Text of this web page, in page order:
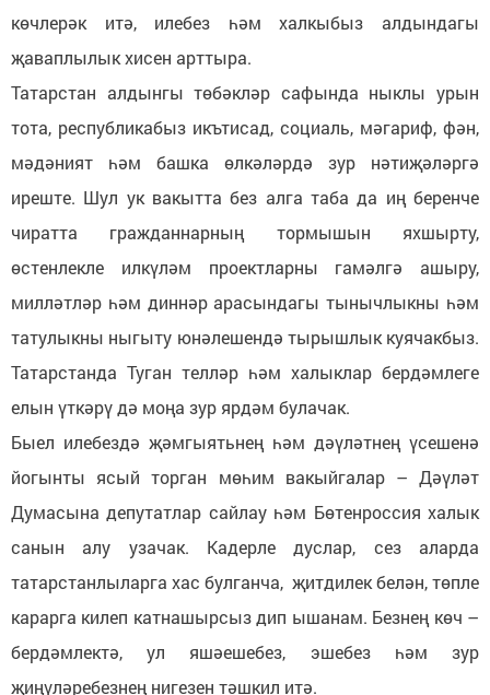
көчлерәк итә, илебез һәм халкыбыз алдындагы
җаваплылык хисен арттыра.
Татарстан алдынгы төбәкләр сафында ныклы урын
тота, республикабыз икътисад, социаль, мәгариф, фән,
мәдәният һәм башка өлкәләрдә зур нәтиҗәләргә
иреште. Шул ук вакытта без алга таба да иң беренче
чиратта гражданнарның тормышын яхшырту,
өстенлекле илкүләм проектларны гамәлгә ашыру,
милләтләр һәм диннәр арасындагы тынычлыкны һәм
татулыкны ныгыту юнәлешендә тырышлык куячакбыз.
Татарстанда Туган телләр һәм халыклар бердәмлеге
елын үткәрү дә моңа зур ярдәм булачак.
Быел илебездә җәмгыятьнең һәм дәүләтнең үсешенә
йогынты ясый торган мөһим вакыйгалар – Дәүләт
Думасына депутатлар сайлау һәм Бөтенроссия халык
санын алу узачак. Кадерле дуслар, сез аларда
татарстанлыларга хас булганча, җитдилек белән, төпле
карарга килеп катнашырсыз дип ышанам. Безнең көч –
бердәмлектә, ул яшәешебез, эшебез һәм зур
җиңүләребезнең нигезен тәшкил итә.